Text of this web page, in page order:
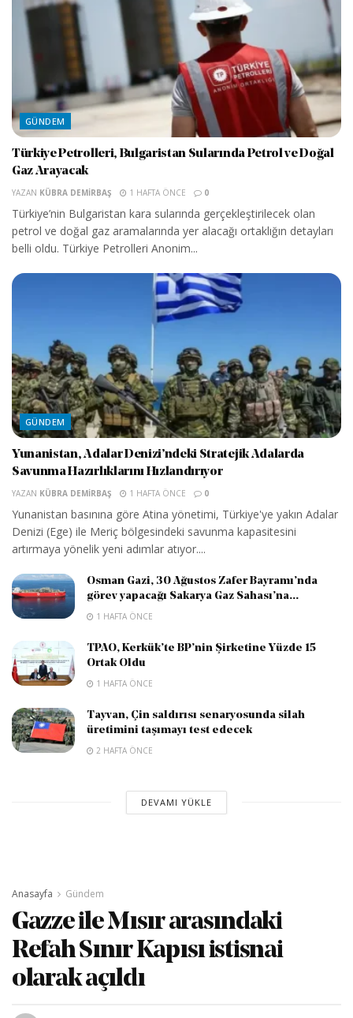
GÜNDEM
Türkiye Petrolleri, Bulgaristan Sularında Petrol ve Doğal
Gaz Arayacak
YAZAN KÜBRA DEMIRBAŞ 1 HAFTA ÖNCE 0
Türkiye’nin Bulgaristan kara sularında gerçekleştirilecek olan
petrol ve doğal gaz aramalarında yer alacağı ortaklığın detayları
belli oldu. Türkiye Petrolleri Anonim...
GÜNDEM
Yunanistan, Adalar Denizi’ndeki Stratejik Adalarda
Savunma Hazırlıklarını Hızlandırıyor
YAZAN KÜBRA DEMIRBAŞ 1 HAFTA ÖNCE 0
Yunanistan basınına göre Atina yönetimi, Türkiye'ye yakın Adalar
Denizi (Ege) ile Meriç bölgesindeki savunma kapasitesini
artırmaya yönelik yeni adımlar atıyor....
Osman Gazi, 30 Ağustos Zafer Bayramı’nda
görev yapacağı Sakarya Gaz Sahası’na...
1 HAFTA ÖNCE
TPAO, Kerkük’te BP’nin Şirketine Yüzde 15
Ortak Oldu
1 HAFTA ÖNCE
Tayvan, Çin saldırısı senaryosunda silah
üretimini taşımayı test edecek
2 HAFTA ÖNCE
DEVAMI YÜKLE
Anasayfa Gündem
Gazze ile Mısır arasındaki
Refah Sınır Kapısı istisnai
olarak açıldı